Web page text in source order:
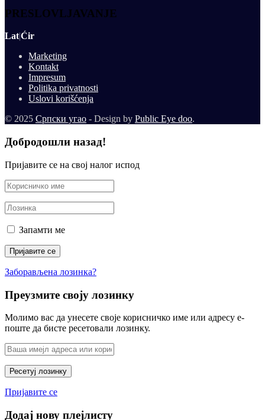
PRESLOVLJAVANJE
Lat|Ćir
Marketing
Kontakt
Impresum
Politika privatnosti
Uslovi korišćenja
© 2025 Српски угао - Design by Public Eye doo.
Добродошли назад!
Пријавите се на свој налог испод
Запамти ме
Заборављена лозинка?
Преузмите своју лозинку
Молимо вас да унесете своје корисничко име или адресу е-
поште да бисте ресетовали лозинку.
Пријавите се
Додај нову плејлисту